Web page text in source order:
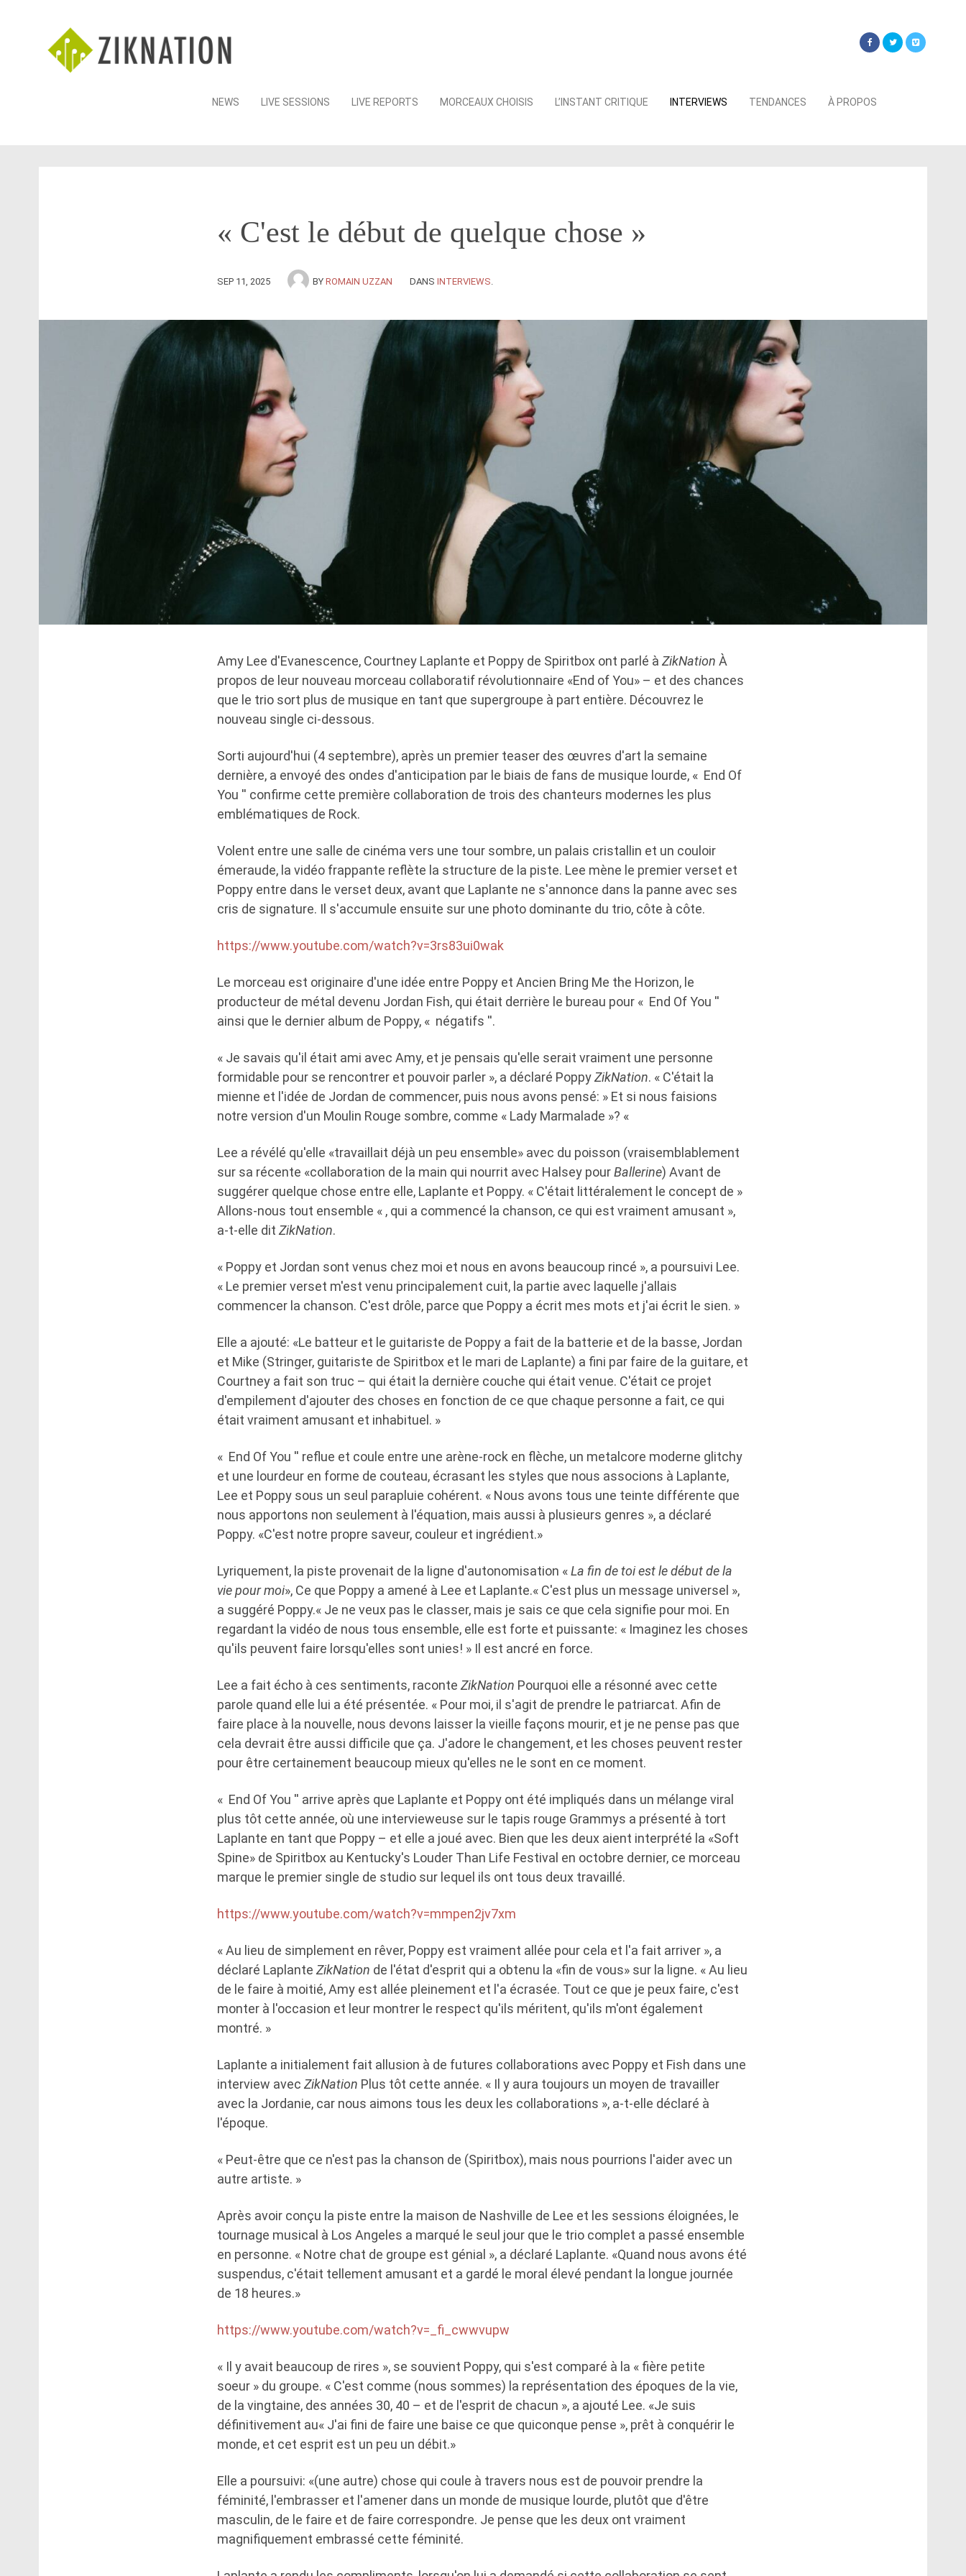
Skip
NEWS LIVE SESSIONS LIVE REPORTS MORCEAUX CHOISIS L’INSTANT CRITIQUE INTERVIEWS TENDANCES À PROPOS
« C'est le début de quelque chose »
SEP 11, 2025 BY ROMAIN UZZAN DANS INTERVIEWS
Amy Lee d'Evanescence, Courtney Laplante et Poppy de Spiritbox ont parlé à ZikNation À
propos de leur nouveau morceau collaboratif révolutionnaire «End of You» – et des chances
que le trio sort plus de musique en tant que supergroupe à part entière. Découvrez le
nouveau single ci-dessous.
Sorti aujourd'hui (4 septembre), après un premier teaser des œuvres d'art la semaine
dernière, a envoyé des ondes d'anticipation par le biais de fans de musique lourde, « End Of
You '' confirme cette première collaboration de trois des chanteurs modernes les plus
emblématiques de Rock.
Volent entre une salle de cinéma vers une tour sombre, un palais cristallin et un couloir
émeraude, la vidéo frappante reflète la structure de la piste. Lee mène le premier verset et
Poppy entre dans le verset deux, avant que Laplante ne s'annonce dans la panne avec ses
cris de signature. Il s'accumule ensuite sur une photo dominante du trio, côte à côte.
https://www.youtube.com/watch?v=3rs83ui0wak
Le morceau est originaire d'une idée entre Poppy et Ancien Bring Me the Horizon, le
producteur de métal devenu Jordan Fish, qui était derrière le bureau pour « End Of You ''
ainsi que le dernier album de Poppy, « négatifs ''.
« Je savais qu'il était ami avec Amy, et je pensais qu'elle serait vraiment une personne
formidable pour se rencontrer et pouvoir parler », a déclaré PoppyZikNation. « C'était la
mienne et l'idée de Jordan de commencer, puis nous avons pensé: » Et si nous faisions
notre version d'un Moulin Rouge sombre, comme « Lady Marmalade »? «
Lee a révélé qu'elle «travaillait déjà un peu ensemble» avec du poisson (vraisemblablement
sur sa récente «collaboration de la main qui nourrit avec Halsey pourBallerine) Avant de
suggérer quelque chose entre elle, Laplante et Poppy. « C'était littéralement le concept de »
Allons-nous tout ensemble « , qui a commencé la chanson, ce qui est vraiment amusant »,
a-t-elle dit ZikNation.
« Poppy et Jordan sont venus chez moi et nous en avons beaucoup rincé », a poursuivi Lee.
« Le premier verset m'est venu principalement cuit, la partie avec laquelle j'allais
commencer la chanson. C'est drôle, parce que Poppy a écrit mes mots et j'ai écrit le sien. »
Elle a ajouté: «Le batteur et le guitariste de Poppy a fait de la batterie et de la basse, Jordan
et Mike (Stringer, guitariste de Spiritbox et le mari de Laplante) a fini par faire de la guitare, et
Courtney a fait son truc – qui était la dernière couche qui était venue. C'était ce projet
d'empilement d'ajouter des choses en fonction de ce que chaque personne a fait, ce qui
était vraiment amusant et inhabituel. »
« End Of You '' reflue et coule entre une arène-rock en flèche, un metalcore moderne glitchy
et une lourdeur en forme de couteau, écrasant les styles que nous associons à Laplante,
Lee et Poppy sous un seul parapluie cohérent. « Nous avons tous une teinte différente que
nous apportons non seulement à l'équation, mais aussi à plusieurs genres », a déclaré
Poppy. «C'est notre propre saveur, couleur et ingrédient.»
Lyriquement, la piste provenait de la ligne d'autonomisation «La fin de toi est le début de la
vie pour moi», Ce que Poppy a amené à Lee et Laplante.« C'est plus un message universel »,
a suggéré Poppy.« Je ne veux pas le classer, mais je sais ce que cela signifie pour moi. En
regardant la vidéo de nous tous ensemble, elle est forte et puissante: « Imaginez les choses
qu'ils peuvent faire lorsqu'elles sont unies! » Il est ancré en force.
Lee a fait écho à ces sentiments, raconte ZikNation Pourquoi elle a résonné avec cette
parole quand elle lui a été présentée. « Pour moi, il s'agit de prendre le patriarcat. Afin de
faire place à la nouvelle, nous devons laisser la vieille façons mourir, et je ne pense pas que
cela devrait être aussi difficile que ça. J'adore le changement, et les choses peuvent rester
pour être certainement beaucoup mieux qu'elles ne le sont en ce moment.
« End Of You '' arrive après que Laplante et Poppy ont été impliqués dans un mélange viral
plus tôt cette année, où une intervieweuse sur le tapis rouge Grammys a présenté à tort
Laplante en tant que Poppy – et elle a joué avec. Bien que les deux aient interprété la «Soft
Spine» de Spiritbox au Kentucky's Louder Than Life Festival en octobre dernier, ce morceau
marque le premier single de studio sur lequel ils ont tous deux travaillé.
https://www.youtube.com/watch?v=mmpen2jv7xm
« Au lieu de simplement en rêver, Poppy est vraiment allée pour cela et l'a fait arriver », a
déclaré Laplante ZikNation de l'état d'esprit qui a obtenu la «fin de vous» sur la ligne. « Au lieu
de le faire à moitié, Amy est allée pleinement et l'a écrasée. Tout ce que je peux faire, c'est
monter à l'occasion et leur montrer le respect qu'ils méritent, qu'ils m'ont également
montré. »
Laplante a initialement fait allusion à de futures collaborations avec Poppy et Fish dans une
interview avec ZikNation Plus tôt cette année. « Il y aura toujours un moyen de travailler
avec la Jordanie, car nous aimons tous les deux les collaborations », a-t-elle déclaré à
l'époque.
« Peut-être que ce n'est pas la chanson de (Spiritbox), mais nous pourrions l'aider avec un
autre artiste. »
Après avoir conçu la piste entre la maison de Nashville de Lee et les sessions éloignées, le
tournage musical à Los Angeles a marqué le seul jour que le trio complet a passé ensemble
en personne. « Notre chat de groupe est génial », a déclaré Laplante. «Quand nous avons été
suspendus, c'était tellement amusant et a gardé le moral élevé pendant la longue journée
de 18 heures.»
https://www.youtube.com/watch?v=_fi_cwwvupw
« Il y avait beaucoup de rires », se souvient Poppy, qui s'est comparé à la « fière petite
soeur » du groupe. « C'est comme (nous sommes) la représentation des époques de la vie,
de la vingtaine, des années 30, 40 – et de l'esprit de chacun », a ajouté Lee. «Je suis
définitivement au« J'ai fini de faire une baise ce que quiconque pense », prêt à conquérir le
monde, et cet esprit est un peu un débit.»
Elle a poursuivi: «(une autre) chose qui coule à travers nous est de pouvoir prendre la
féminité, l'embrasser et l'amener dans un monde de musique lourde, plutôt que d'être
masculin, de le faire et de faire correspondre. Je pense que les deux ont vraiment
magnifiquement embrassé cette féminité.